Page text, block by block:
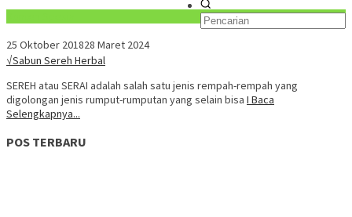
25 Oktober 201828 Maret 2024
√Sabun Sereh Herbal
SEREH atau SERAI adalah salah satu jenis rempah-rempah yang
digolongan jenis rumput-rumputan yang selain bisa I Baca
Selengkapnya...
POS TERBARU